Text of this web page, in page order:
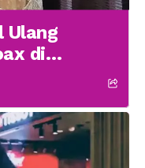
Ulang
di